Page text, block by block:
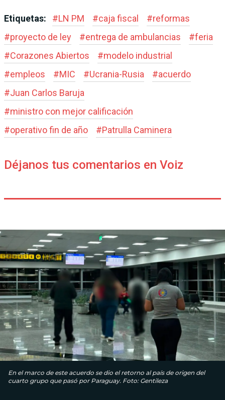
Etiquetas: #LN PM #caja fiscal #reformas
#proyecto de ley #entrega de ambulancias #feria
#Corazones Abiertos #modelo industrial
#empleos #MIC #Ucrania-Rusia #acuerdo
#Juan Carlos Baruja
#ministro con mejor calificación
#operativo fin de año #Patrulla Caminera
Déjanos tus comentarios en Voiz
En el marco de este acuerdo se dio el retorno al país de origen del
cuarto grupo que pasó por Paraguay. Foto: Gentileza